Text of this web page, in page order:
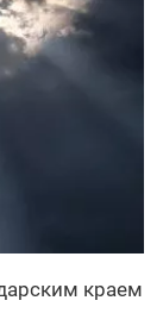
краем